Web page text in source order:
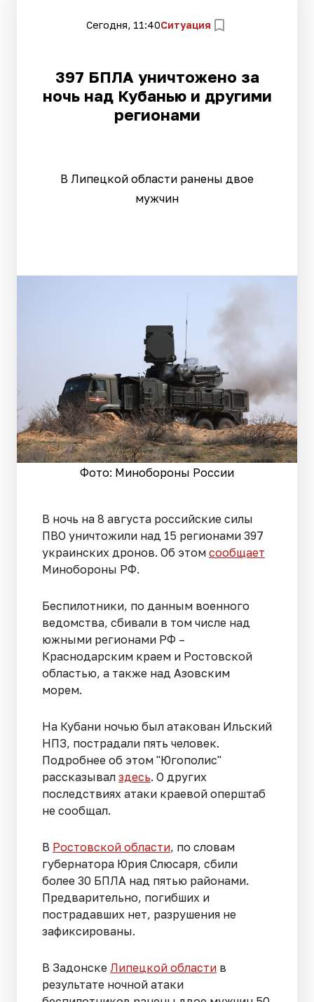
Сегодня, 11:40Ситуация
397 БПЛА уничтожено за
ночь над Кубанью и другими
регионами
В Липецкой области ранены двое
мужчин
Фото: Минобороны России
В ночь на 8 августа российские силы
ПВО уничтожили над 15 регионами 397
украинских дронов. Об этом сообщает
Минобороны РФ.
Беспилотники, по данным военного
ведомства, сбивали в том числе над
южными регионами РФ –
Краснодарским краем и Ростовской
областью, а также над Азовским
морем.
На Кубани ночью был атакован Ильский
НПЗ, пострадали пять человек.
Подробнее об этом "Югополис"
рассказывал здесь. О других
последствиях атаки краевой оперштаб
не сообщал.
В Ростовской области, по словам
губернатора Юрия Слюсаря, сбили
более 30 БПЛА над пятью районами.
Предварительно, погибших и
пострадавших нет, разрушения не
зафиксированы.
В Задонске Липецкой области в
результате ночной атаки